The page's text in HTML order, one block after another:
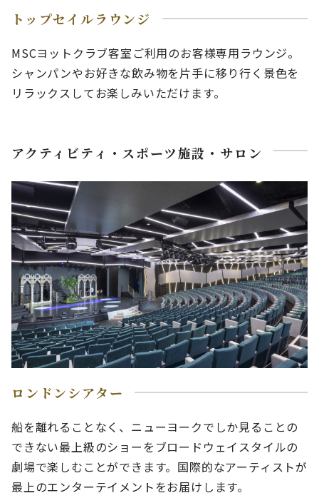
トップセイルラウンジ
MSCヨットクラブ客室ご利用のお客様専用ラウンジ。
シャンパンやお好きな飲み物を片手に移り行く景色を
リラックスしてお楽しみいただけます。
アクティビティ・スポーツ施設・サロン
ロンドンシアター
船を離れることなく、ニューヨークでしか見ることの
できない最上級のショーをブロードウェイスタイルの
劇場で楽しむことができます。国際的なアーティストが
最上のエンターテイメントをお届けします。